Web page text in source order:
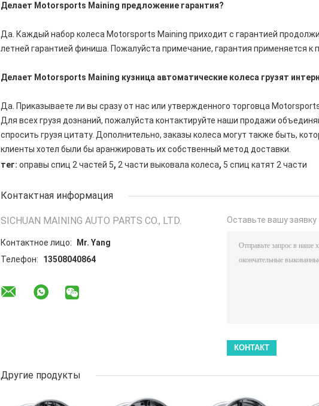
Делает Motorsports Maining предложение гарантия?
Да. Каждый набор колеса Motorsports Maining приходит с гарантией
летней гарантией финиша. Пожалуйста примечание, гарантия применяется к
Делает Motorsports Maining кузница автоматические колеса грузят
Да. Приказываете ли вы сразу от нас или утвержденного торговца
Для всех грузя дознаний, пожалуйста контактируйте наши продажи
спросить грузя цитату. Дополнительно, заказы колеса могут также быть,
клиенты хотел были бы аранжировать их собственный метод доставки.
тег: оправы спиц 2 частей 5, 2 части выковала колеса, 5 спиц катят 2 части
Контактная информация
SICHUAN MAINING AUTO PARTS CO., LTD.
Контактное лицо:
Mr. Yang
Телефон:
13508040864
Оставьте вашу заявку
Другие продукты